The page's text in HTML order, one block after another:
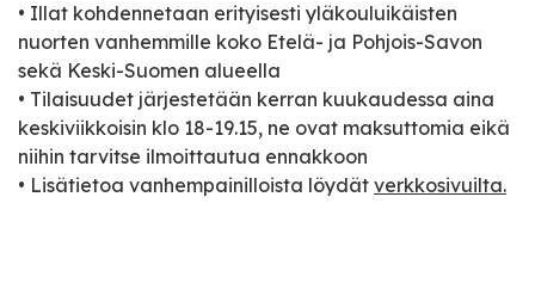
• Illat kohdennetaan erityisesti yläkouluikäisten
nuorten vanhemmille koko Etelä- ja Pohjois-Savon
sekä Keski-Suomen alueella
• Tilaisuudet järjestetään kerran kuukaudessa aina
keskiviikkoisin klo 18-19.15, ne ovat maksuttomia eikä
niihin tarvitse ilmoittautua ennakkoon
• Lisätietoa vanhempainilloista löydät verkkosivuilta.